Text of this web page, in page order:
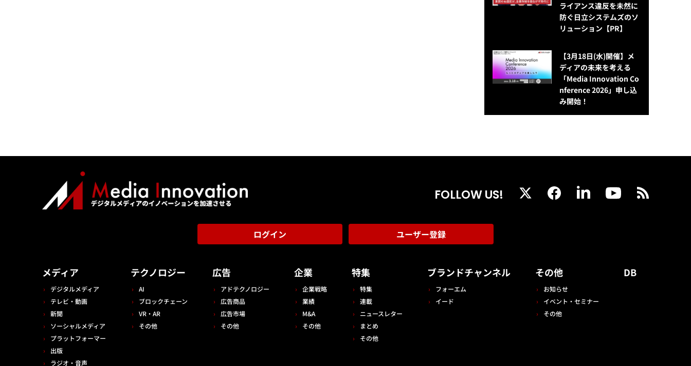
ライアンス違反を未然に
防ぐ日立システムズのソ
リューション​【PR】
【3月18日(水)開催】メ
ディアの未来を考える
「Media Innovation Co
nference 2026」申し込
み開始！
FOLLOW US!
ログイン ユーザー登録
メディア
デジタルメディア
テレビ・動画
新聞
ソーシャルメディア
プラットフォーマー
出版
ラジオ・音声
テクノロジー
AI
ブロックチェーン
VR・AR
その他
広告
アドテクノロジー
広告商品
広告市場
その他
企業
企業戦略
業績
M&A
その他
特集
特集
連載
ニュースレター
まとめ
その他
ブランドチャンネル
フォーエム
イード
その他
お知らせ
イベント・セミナー
その他
DB